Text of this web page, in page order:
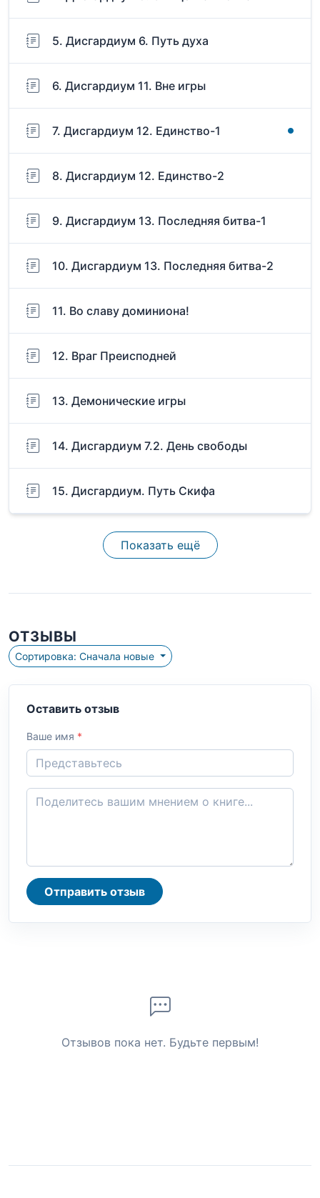
5. Дисгардиум 6. Путь духа
6. Дисгардиум 11. Вне игры
7. Дисгардиум 12. Единство-1
8. Дисгардиум 12. Единство-2
9. Дисгардиум 13. Последняя битва-1
10. Дисгардиум 13. Последняя битва-2
11. Во славу доминиона!
12. Враг Преисподней
13. Демонические игры
14. Дисгардиум 7.2. День свободы
15. Дисгардиум. Путь Скифа
Показать ещё
ОТЗЫВЫ
Сортировка: Сначала новые
Оставить отзыв
Ваше имя *
Отправить отзыв
Отзывов пока нет. Будьте первым!